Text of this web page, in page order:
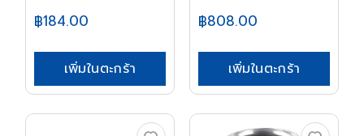
฿184.00
เพิ่มในตะกร้า
฿808.00
เพิ่มในตะกร้า